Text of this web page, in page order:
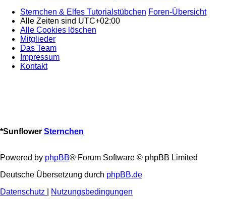
Sternchen & Elfes Tutorialstübchen Foren-Übersicht
Alle Zeiten sind UTC+02:00
Alle Cookies löschen
Mitglieder
Das Team
Impressum
Kontakt
*Sunflower Sternchen
Powered by phpBB® Forum Software © phpBB Limited
Deutsche Übersetzung durch phpBB.de
Datenschutz
Nutzungsbedingungen